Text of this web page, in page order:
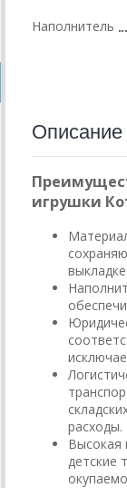
Наполнитель
Описание
игрушки
выкладке.
расходы.
Высокая
детские